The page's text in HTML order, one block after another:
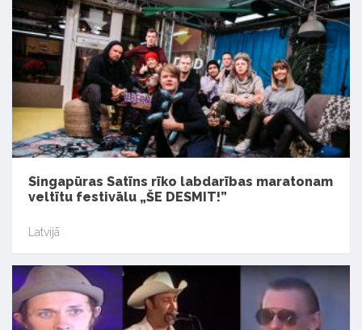
Singapūras Satīns rīko labdarības maratonam
veltītu festivālu „ŠE DESMIT!”
Latvijā